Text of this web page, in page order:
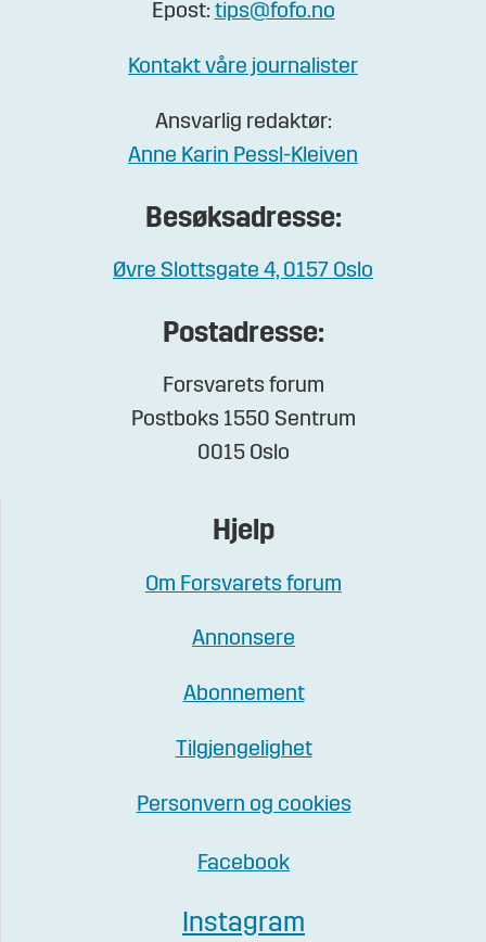
Epost: tips@fofo.no
Kontakt våre journalister
Ansvarlig redaktør:
Anne Karin Pessl-Kleiven
Besøksadresse:
Øvre Slottsgate 4, 0157 Oslo
Postadresse:
Forsvarets forum
Postboks 1550 Sentrum
0015 Oslo
Hjelp
Om Forsvarets forum
Annonsere
Abonnement
Tilgjengelighet
Personvern og cookies
Facebook
Instagram